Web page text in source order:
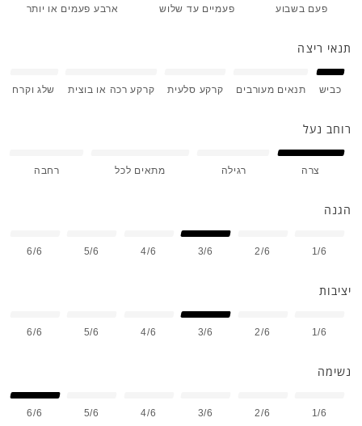
פעם בשבוע פעמיים עד שלוש ארבע פעמים או יותר
תנאי ריצה
כביש תנאים מעורבים קרקע סלעית קרקע רכה או בוצית שלג וקרח
רוחב נעל
צרה רגילה מתאים לכל רחבה
הגנה
1/6
2/6
3/6
4/6
5/6
6/6
יציבות
1/6
2/6
3/6
4/6
5/6
6/6
נשימה
1/6
2/6
3/6
4/6
5/6
6/6